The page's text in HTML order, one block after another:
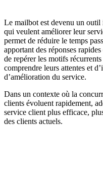
Le mailbot est devenu un outil
qui veulent améliorer leur
permet de réduire le temps
apportant des réponses
de repérer les motifs
comprendre leurs attentes et
d’amélioration du service.
Dans un contexte où la
clients évoluent rapidement,
service client plus efficace,
des clients actuels.